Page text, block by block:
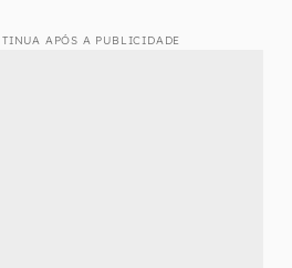
APÓS A PUBLICIDADE